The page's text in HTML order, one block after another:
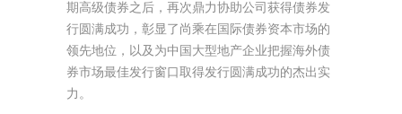
期高级债券之后，再次鼎力协助公司获得债券发
行圆满成功，彰显了尚乘在国际债券资本市场的
领先地位，以及为中国大型地产企业把握海外债
券市场最佳发行窗口取得发行圆满成功的杰出实
力。